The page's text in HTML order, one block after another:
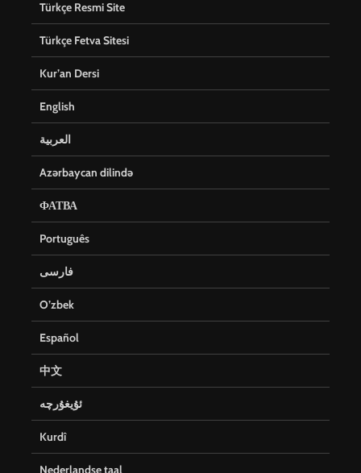
Türkçe Resmi Site
Türkçe Fetva Sitesi
Kur’an Dersi
English
العربية
Azərbaycan dilində
ФАТВА
Português
فارسی
O’zbek
Español
中文
ئۇيغۇرچە
Kurdî
Nederlandse taal